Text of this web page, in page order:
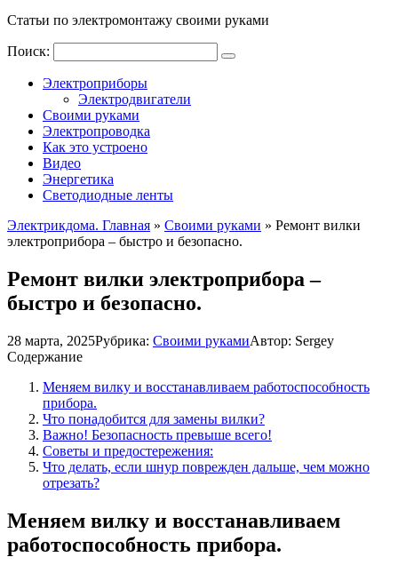
Статьи по электромонтажу своими руками
Поиск:
Электроприборы
Электродвигатели
Своими руками
Электропроводка
Как это устроено
Видео
Энергетика
Светодиодные ленты
Электрикдома. Главная » Своими руками » Ремонт вилки
электроприбора – быстро и безопасно.
Ремонт вилки электроприбора –
быстро и безопасно.
28 марта, 2025Рубрика: Своими рукамиАвтор: Sergey
Содержание
Меняем вилку и восстанавливаем работоспособность
прибора.
Что понадобится для замены вилки?
Важно! Безопасность превыше всего!
Советы и предостережения:
Что делать, если шнур поврежден дальше, чем можно
отрезать?
Меняем вилку и восстанавливаем
работоспособность прибора.